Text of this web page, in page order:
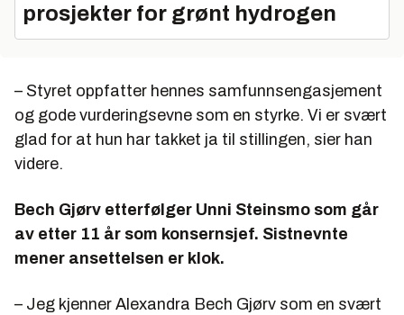
prosjekter for grønt hydrogen
– Styret oppfatter hennes samfunnsengasjement
og gode vurderingsevne som en styrke. Vi er svært
glad for at hun har takket ja til stillingen, sier han
videre.
Bech Gjørv etterfølger Unni Steinsmo som går
av etter 11 år som konsernsjef. Sistnevnte
mener ansettelsen er klok.
– Jeg kjenner Alexandra Bech Gjørv som en svært